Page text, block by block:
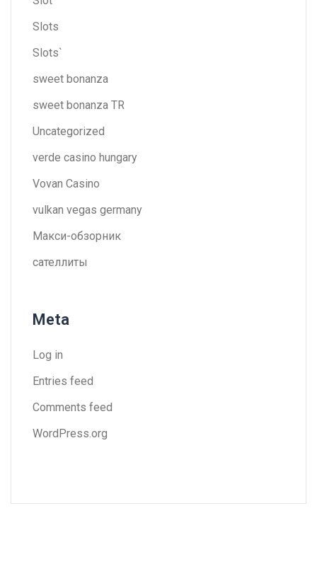
Slots
Slots`
sweet bonanza
sweet bonanza TR
Uncategorized
verde casino hungary
Vovan Casino
vulkan vegas germany
Макси-обзорник
сателлиты
Meta
Log in
Entries feed
Comments feed
WordPress.org